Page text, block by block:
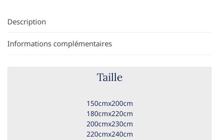
Description
Informations complémentaires
Taille
150cmx200cm
180cmx220cm
200cmx230cm
220cmx240cm